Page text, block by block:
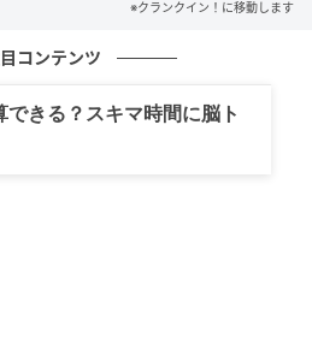
塚が担任を務めるクラス、そ
響を与えていくのか。
※クランクイン！に移動します
コンテンツ
きる？スキマ時間に脳ト